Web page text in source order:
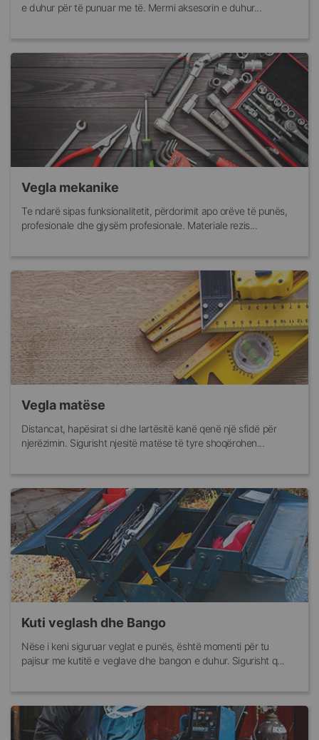
e duhur për të punuar me të. Merrni aksesorin e duhur...
Vegla mekanike
Te ndarë sipas funksionalitetit, përdorimit apo orëve të punës,
profesionale dhe gjysëm profesionale. Materiale rezis...
Vegla matëse
Distancat, hapësirat si dhe lartësitë kanë qenë një sfidë për
njerëzimin. Sigurisht njesitë matëse të tyre shoqërohen...
Kuti veglash dhe Bango
Nëse i keni siguruar veglat e punës, është momenti për tu
pajisur me kutitë e veglave dhe bangon e duhur. Sigurisht q...